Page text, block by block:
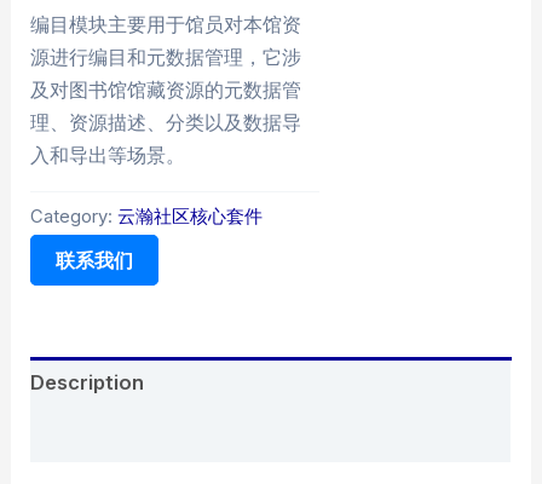
编目模块主要用于馆员对本馆资
源进行编目和元数据管理，它涉
及对图书馆馆藏资源的元数据管
理、资源描述、分类以及数据导
入和导出等场景。
Category:云瀚社区核心套件
联系我们
Description